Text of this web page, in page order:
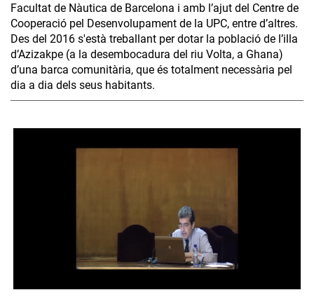
Facultat de Nàutica de Barcelona i amb l’ajut del Centre de
Cooperació pel Desenvolupament de la UPC, entre d’altres.
Des del 2016 s'està treballant per dotar la població de l’illa
d’Azizakpe (a la desembocadura del riu Volta, a Ghana)
d’una barca comunitària, que és totalment necessària pel
dia a dia dels seus habitants.